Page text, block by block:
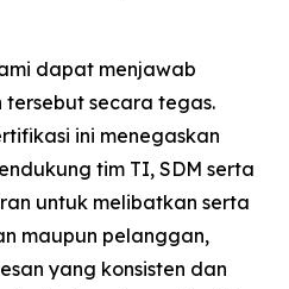
dapat menjawab
secara tegas.
ini menegaskan
tim TI, SDM serta
untuk melibatkan serta
maupun pelanggan,
yang konsisten dan